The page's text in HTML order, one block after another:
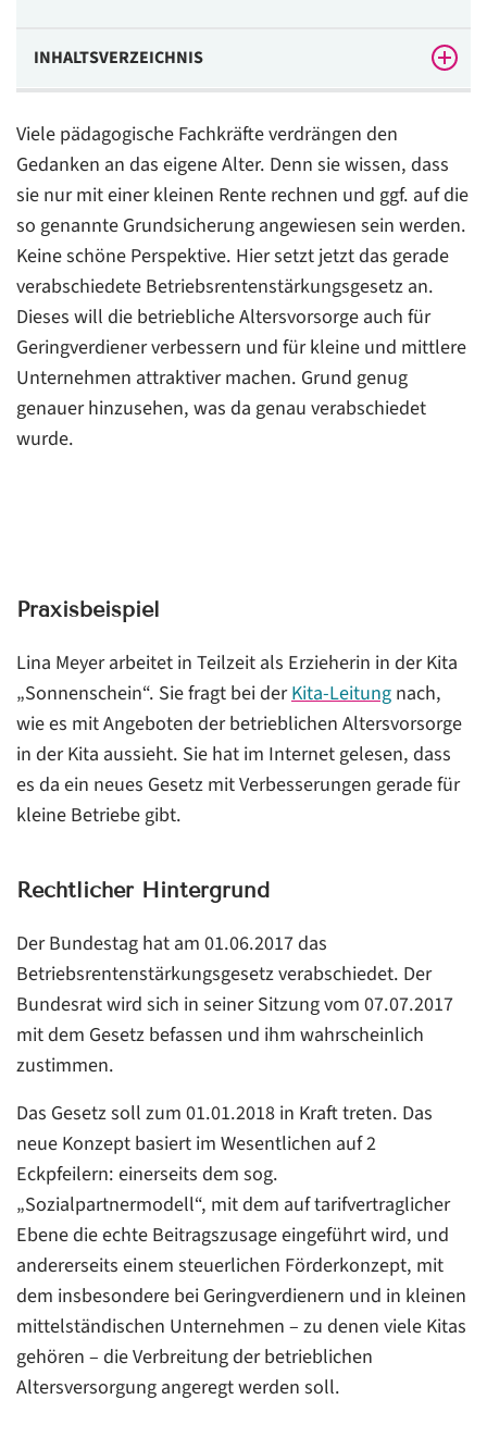
INHALTSVERZEICHNIS
Rechtlicher Hintergrund
Das ist zu tun
Übersicht: Neuerungen durch das
Betriebsrentenstärkungsgesetz
Empfehlung
Viele pädagogische Fachkräfte verdrängen den
Gedanken an das eigene Alter. Denn sie wissen, dass
sie nur mit einer kleinen Rente rechnen und ggf. auf die
so genannte Grundsicherung angewiesen sein werden.
Keine schöne Perspektive. Hier setzt jetzt das gerade
verabschiedete Betriebsrentenstärkungsgesetz an.
Dieses will die betriebliche Altersvorsorge auch für
Geringverdiener verbessern und für kleine und mittlere
Unternehmen attraktiver machen. Grund genug
genauer hinzusehen, was da genau verabschiedet
wurde.
Praxisbeispiel
Lina Meyer arbeitet in Teilzeit als Erzieherin in der Kita
„Sonnenschein“. Sie fragt bei derKita-Leitungnach,
wie es mit Angeboten der betrieblichen Altersvorsorge
in der Kita aussieht. Sie hat im Internet gelesen, dass
es da ein neues Gesetz mit Verbesserungen gerade für
kleine Betriebe gibt.
Rechtlicher Hintergrund
Der Bundestag hat am 01.06.2017 das
Betriebsrentenstärkungsgesetz verabschiedet. Der
Bundesrat wird sich in seiner Sitzung vom 07.07.2017
mit dem Gesetz befassen und ihm wahrscheinlich
zustimmen.
Das Gesetz soll zum 01.01.2018 in Kraft treten. Das
neue Konzept basiert im Wesentlichen auf 2
Eckpfeilern: einerseits dem sog.
„Sozialpartnermodell“, mit dem auf tarifvertraglicher
Ebene die echte Beitragszusage eingeführt wird, und
andererseits einem steuerlichen Förderkonzept, mit
dem insbesondere bei Geringverdienern und in kleinen
mittelständischen Unternehmen – zu denen viele Kitas
gehören – die Verbreitung der betrieblichen
Altersversorgung angeregt werden soll.